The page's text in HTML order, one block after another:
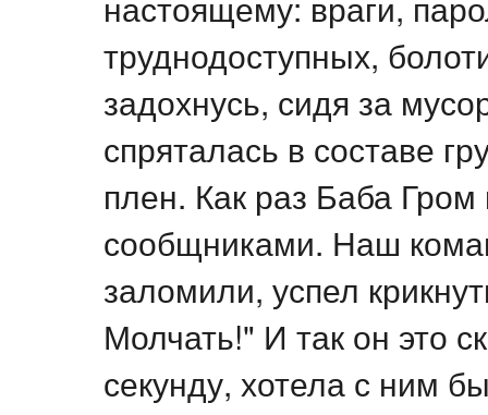
труднодоступных,
задохнусь, сидя за
спряталась в составе
плен. Как раз Баба
сообщниками. Наш
заломили, успел
Молчать!" И так он это
секунду, хотела с ним